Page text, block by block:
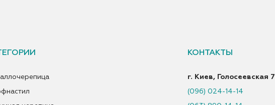
КОНТАКТЫ
г. Киев, Голосеевская 7
(096) 024-14-14